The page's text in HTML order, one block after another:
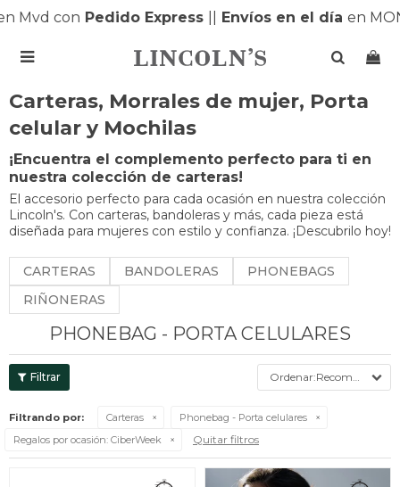
Mvd conPedido Express| Envíos en el díaen

Carteras, Morrales de mujer, Porta
celular y Mochilas
¡Encuentra el complemento perfecto para ti en
nuestra colección de carteras!
El accesorio perfecto para cada ocasión en nuestra colección
Lincoln's. Con carteras, bandoleras y más, cada pieza está
diseñada para mujeres con estilo y confianza. ¡Descubrilo hoy!
CARTERAS BANDOLERAS
PHONEBAGS
RIÑONERAS
PHONEBAG - PORTA CELULARES
Recomendados
Filtrando por: Carteras
Phonebag - Porta celulares
Regalos por ocasión: CiberWeek Quitar filtros